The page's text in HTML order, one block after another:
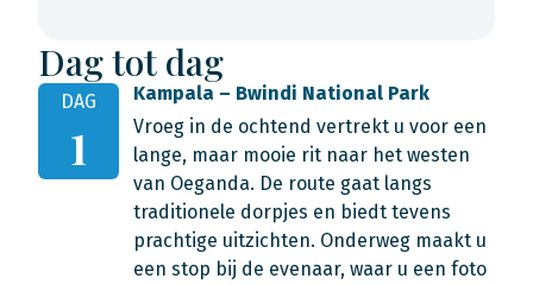
Dag tot dag
DAG
1
Kampala – Bwindi National Park
Vroeg in de ochtend vertrekt u voor een
lange, maar mooie rit naar het westen
van Oeganda. De route gaat langs
traditionele dorpjes en biedt tevens
prachtige uitzichten. Onderweg maakt u
een stop bij de evenaar, waar u een foto